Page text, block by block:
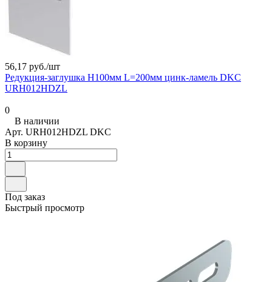
56,17 руб./шт
Редукция-заглушка H100мм L=200мм цинк-ламель DKC
URH012HDZL
0
В наличии
Арт. URH012HDZL DKC
В корзину
Под заказ
Быстрый просмотр